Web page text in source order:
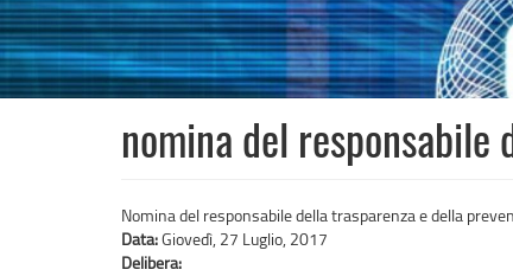
nomina del responsabile
Nomina del responsabile della trasparenza e della
Data:Giovedì, 27 Luglio, 2017
Delibera: